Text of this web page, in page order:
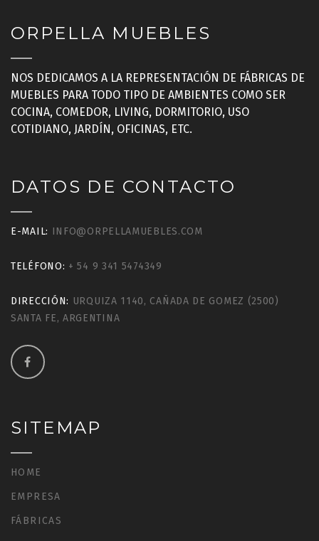
ORPELLA MUEBLES
NOS DEDICAMOS A LA REPRESENTACIÓN DE FÁBRICAS DE
MUEBLES PARA TODO TIPO DE AMBIENTES COMO SER
COCINA, COMEDOR, LIVING, DORMITORIO, USO
COTIDIANO, JARDÍN, OFICINAS, ETC.
DATOS DE CONTACTO
E-MAIL: INFO@ORPELLAMUEBLES.COM
TELÉFONO: + 54 9 341 5474349
DIRECCIÓN: URQUIZA 1140, CAÑADA DE GOMEZ (2500)
SANTA FE, ARGENTINA
SITEMAP
HOME
EMPRESA
FÁBRICAS